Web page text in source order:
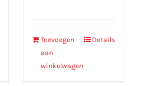
Toevoegen
aan
winkelwagen
Details